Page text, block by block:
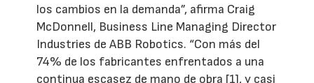
los cambios en la demanda”, afirma Craig
McDonnell, Business Line Managing Director
Industries de ABB Robotics. “Con más del
74% de los fabricantes enfrentados a una
continua escasez de mano de obra [1], y casi